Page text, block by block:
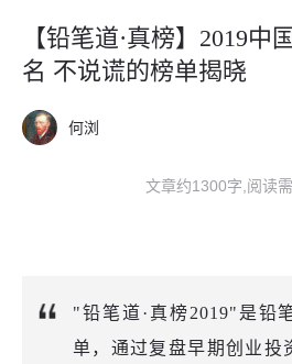
【铅笔道·真榜】2019中
名 不说谎的榜单揭晓
何浏
文章约1300字,阅读
"铅笔道·真榜2019"是铅
单，通过复盘早期创业投